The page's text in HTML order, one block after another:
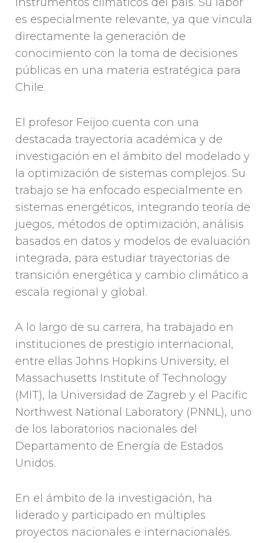
es especialmente relevante, ya que vincula
directamente la generación de
conocimiento con la toma de decisiones
públicas en una materia estratégica para
Chile.
El profesor Feijoo cuenta con una
destacada trayectoria académica y de
investigación en el ámbito del modelado y
la optimización de sistemas complejos. Su
trabajo se ha enfocado especialmente en
sistemas energéticos, integrando teoría de
juegos, métodos de optimización, análisis
basados en datos y modelos de evaluación
integrada, para estudiar trayectorias de
transición energética y cambio climático a
escala regional y global.
A lo largo de su carrera, ha trabajado en
instituciones de prestigio internacional,
entre ellas Johns Hopkins University, el
Massachusetts Institute of Technology
(MIT), la Universidad de Zagreb y el Pacific
Northwest National Laboratory (PNNL), uno
de los laboratorios nacionales del
Departamento de Energía de Estados
Unidos.
En el ámbito de la investigación, ha
liderado y participado en múltiples
proyectos nacionales e internacionales.